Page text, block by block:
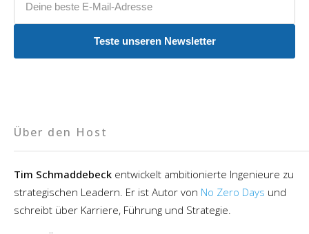
Teste unseren Newsletter
Über den Host
Tim Schmaddebeck entwickelt ambitionierte Ingenieure zu
strategischen Leadern. Er ist Autor von No Zero Days und
schreibt über Karriere, Führung und Strategie.